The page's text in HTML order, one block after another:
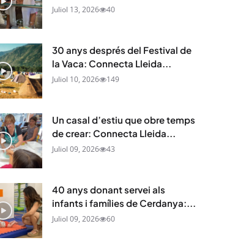
Juliol 13, 2026 40
30 anys després del Festival de
la Vaca: Connecta Lleida...
Juliol 10, 2026 149
Un casal d’estiu que obre temps
de crear: Connecta Lleida...
Juliol 09, 2026 43
40 anys donant servei als
infants i famílies de Cerdanya:...
Juliol 09, 2026 60